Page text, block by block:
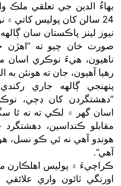
بهاءُ الدين جي تعلقي ملڪ
24 سالن کان پوليس کاتي ۾ نوڪري ڪري رهيو هيو.
نيوز لينز پاڪستان سان
صورت خان چيو ته ”اهڙن
ناهيون، هيءَ نوڪري
رهيا آهيون، جان ته هونئن به
پنهنجي ڳالهه جاري
”دهشتگردن کان ڊڄي،
اسان گھر ۾ لڪي ته نه ٿا
مقابلو ڪنداسين،
هوندو آهي نه ئي ڪو نسل،
آهي“.
ڪراچيءَ ۾ پوليس اهلڪارن
اورنگي ٽائون واري